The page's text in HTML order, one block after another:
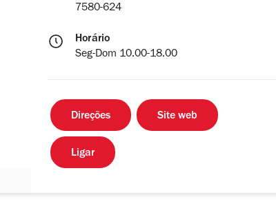
7580-624
Horário
Seg-Dom 10.00-18.00
Direções Site web
Ligar